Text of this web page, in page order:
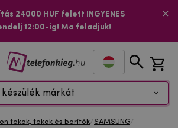
24000 HUF felett INGYENES
12:00-ig! Ma feladjuk!
készülék márkát
tokok, tokok és borítók/SAMSUNG/